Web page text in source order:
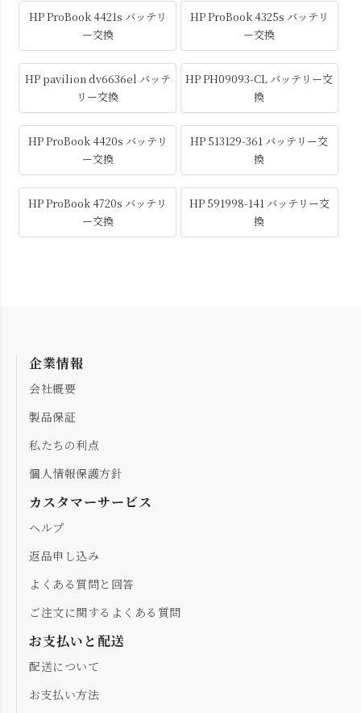
HP ProBook 4421s バッテリ
ー交換
HP ProBook 4325s バッテリ
ー交換
HP pavilion dv6636el バッテ
リー交換
HP PH09093-CL バッテリー交
換
HP ProBook 4420s バッテリ
ー交換
HP 513129-361 バッテリー交
換
HP ProBook 4720s バッテリ
ー交換
HP 591998-141 バッテリー交
換
企業情報
会社概要
製品保証
私たちの利点
個人情報保護方針
カスタマーサービス
ヘルプ
返品申し込み
よくある質問と回答
ご注文に関するよくある質問
お支払いと配送
配送について
お支払い方法